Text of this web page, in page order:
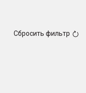
Сбросить фильтр